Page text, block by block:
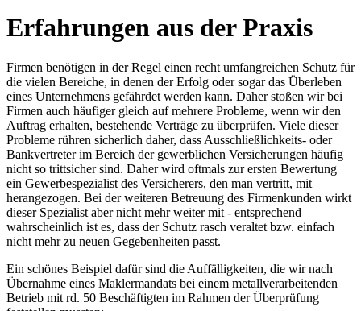
Erfahrungen aus der Praxis
Firmen benötigen in der Regel einen recht umfangreichen Schutz für
die vielen Bereiche, in denen der Erfolg oder sogar das Überleben
eines Unternehmens gefährdet werden kann. Daher stoßen wir bei
Firmen auch häufiger gleich auf mehrere Probleme, wenn wir den
Auftrag erhalten, bestehende Verträge zu überprüfen. Viele dieser
Probleme rühren sicherlich daher, dass Ausschließlichkeits- oder
Bankvertreter im Bereich der gewerblichen Versicherungen häufig
nicht so trittsicher sind. Daher wird oftmals zur ersten Bewertung
ein Gewerbespezialist des Versicherers, den man vertritt, mit
herangezogen. Bei der weiteren Betreuung des Firmenkunden wirkt
dieser Spezialist aber nicht mehr weiter mit - entsprechend
wahrscheinlich ist es, dass der Schutz rasch veraltet bzw. einfach
nicht mehr zu neuen Gegebenheiten passt.
Ein schönes Beispiel dafür sind die Auffälligkeiten, die wir nach
Übernahme eines Maklermandats bei einem metallverarbeitenden
Betrieb mit rd. 50 Beschäftigten im Rahmen der Überprüfung